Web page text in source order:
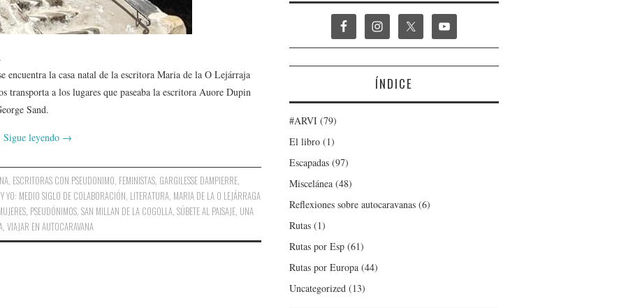
encuentra la casa natal de la escritora Maria de la O Lejárraja
transporta a los lugares que paseaba la escritora Auore Dupin
Sand.
Sigue leyendo →
ESCRITORAS CON PSEUDONIMO FEMINISTAS GARGILESSE DAMPIERRE
YO: MEDIO SIGLO DE COLABORACIÓN LITERATURA MARIA DE LA O LEJÁRRAGA
PSEUDÓNIMOS SAN MILLAN DE LA COGOLLA SÚBETE AL PAISAJE UNA
VIAJAR EN AUTOCARAVANA
ÍNDICE
#ARVI (79)
El libro (1)
Escapadas (97)
Miscelánea (48)
Reflexiones sobre autocaravanas (6)
Rutas (1)
Rutas por Esp (61)
Rutas por Europa (44)
Uncategorized (13)